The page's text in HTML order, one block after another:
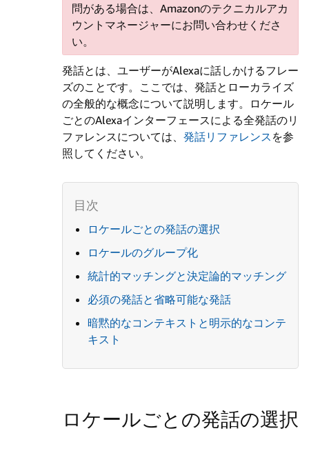
問がある場合は、Amazonのテクニカルアカ
ウントマネージャーにお問い合わせくださ
い。
発話とは、ユーザーがAlexaに話しかけるフレー
ズのことです。ここでは、発話とローカライズ
の全般的な概念について説明します。ロケール
ごとのAlexaインターフェースによる全発話のリ
ファレンスについては、 発話リファレンス を参
照してください。
ロケールごとの発話の選択
ロケールのグループ化
統計的マッチングと決定論的マッチング
必須の発話と省略可能な発話
暗黙的なコンテキストと明示的なコンテ
キスト
ロケールごとの発話の選択